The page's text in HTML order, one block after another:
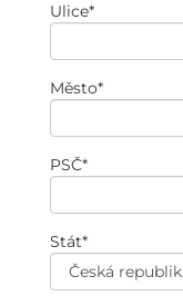
Ulice*
Město*
PSČ*
Stát*